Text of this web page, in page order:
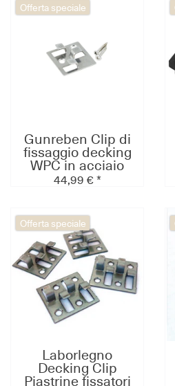
Offerta speciale
Gunreben Clip di
fissaggio decking
WPC in acciaio
inox argento, per
44,99 € *
Offerta speciale
Laborlegno
Decking Clip
Piastrine fissatori